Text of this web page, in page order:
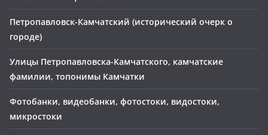
Петропавловск-Камчатский (исторический очерк о
городе)
Улицы Петропавловска-Камчатского, камчатские
фамилии, топонимы Камчатки
Фотобанки, видеобанки, фотостоки, видостоки,
микростоки